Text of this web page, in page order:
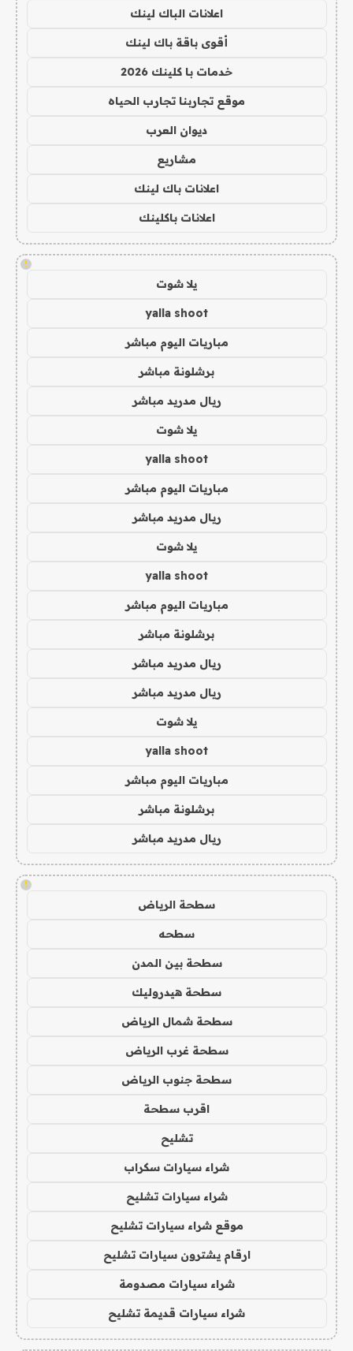
اعلانات الباك لينك
أقوى باقة باك لينك
خدمات با كلينك 2026
موقع تجاربنا تجارب الحياه
ديوان العرب
مشاريع
اعلانات باك لينك
اعلانات باكلينك
!
يلا شوت
yalla shoot
مباريات اليوم مباشر
برشلونة مباشر
ريال مدريد مباشر
يلا شوت
yalla shoot
مباريات اليوم مباشر
ريال مدريد مباشر
يلا شوت
yalla shoot
مباريات اليوم مباشر
برشلونة مباشر
ريال مدريد مباشر
ريال مدريد مباشر
يلا شوت
yalla shoot
مباريات اليوم مباشر
برشلونة مباشر
ريال مدريد مباشر
!
سطحة الرياض
سطحه
سطحة بين المدن
سطحة هيدروليك
سطحة شمال الرياض
سطحة غرب الرياض
سطحة جنوب الرياض
اقرب سطحة
تشليح
شراء سيارات سكراب
شراء سيارات تشليح
موقع شراء سيارات تشليح
ارقام يشترون سيارات تشليح
شراء سيارات مصدومة
شراء سيارات قديمة تشليح